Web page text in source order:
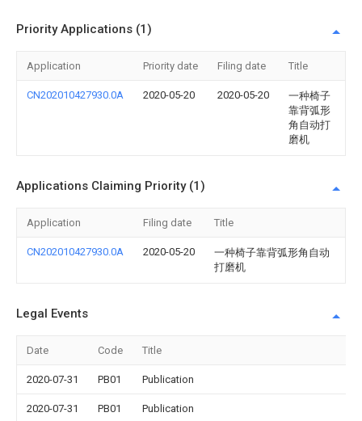
Priority Applications (1)
Application Priority date Filing date Title
CN202010427930.0A 2020-05-20 2020-05-20
一种椅子
靠背弧形
角自动打
磨机
Applications Claiming Priority (1)
Application Filing date Title
CN202010427930.0A 2020-05-20
一种椅子靠背弧形角自动
打磨机
Legal Events
Date Code Title
2020-07-31 PB01 Publication
2020-07-31 PB01 Publication